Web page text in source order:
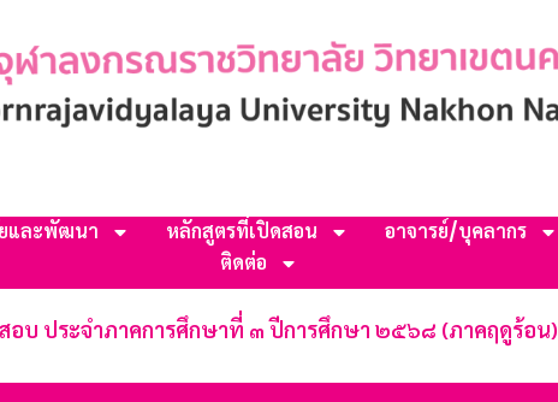
และพัฒนา หลักสูตรที่เปิดสอน อาจารย์/บุคลากร
ติดต่อ
สอบ ประจำภาคการศึกษาที่ ๓ ปีการศึกษา ๒๕๖๘ (ภาคฤดูร้อน)